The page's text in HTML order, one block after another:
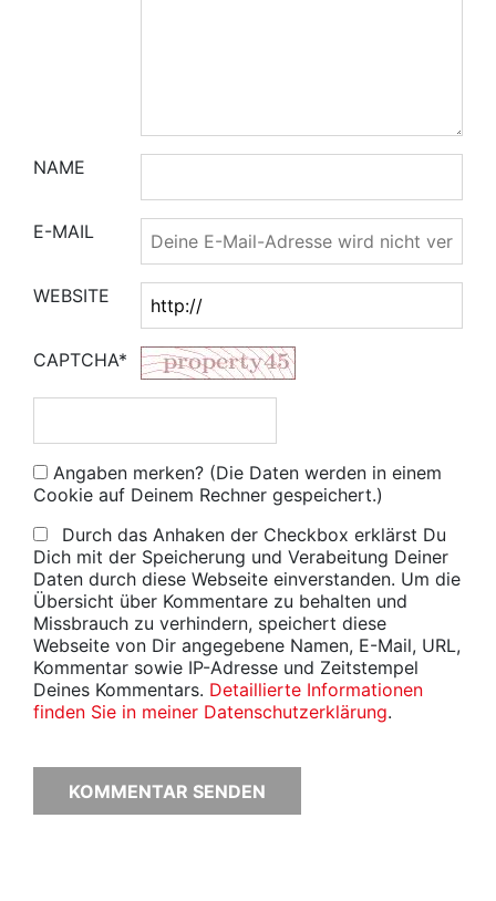
NAME
E-MAIL
WEBSITE
CAPTCHA*
Angaben merken? (Die Daten werden in einem
Cookie auf Deinem Rechner gespeichert.)
Durch das Anhaken der Checkbox erklärst Du
Dich mit der Speicherung und Verabeitung Deiner
Daten durch diese Webseite einverstanden. Um die
Übersicht über Kommentare zu behalten und
Missbrauch zu verhindern, speichert diese
Webseite von Dir angegebene Namen, E-Mail, URL,
Kommentar sowie IP-Adresse und Zeitstempel
Deines Kommentars. Detaillierte Informationen
finden Sie in meiner Datenschutzerklärung.